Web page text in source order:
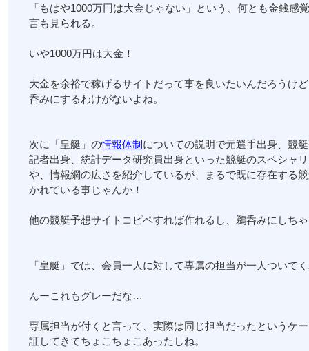
「もはや1000万円は大金じゃない」という、何とも金銭感
言も見られる。
いや1000万円は大金！
大金を余裕で稼げるサイトだって事を良いたいんだろうけ
呑みにするわけがないよね。
次に「皇艇」の情報体制 についての説明で元選手出身、競
記者出身、統計データ研究員出身といった競艇のスペシャ
や、情報網の広さを紹介しているが、まるで既に存在する
かれている事じゃんか！
他の競艇予想サイトコピペすれば作れるし、鵜呑みにしち
「皇艇」では、会員一人に対して専属の担当が一人ついて
んーこれもグレーだな…
専属担当が付くと言って、実際は同じ担当だったというケ
証してきてちょこちょこあったしね。